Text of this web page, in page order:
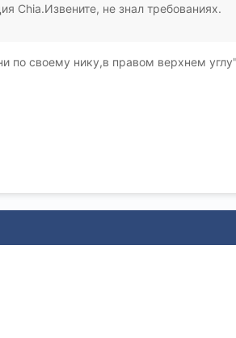
Chia.Извените, не знал требованиях.
по своему нику,в правом верхнем